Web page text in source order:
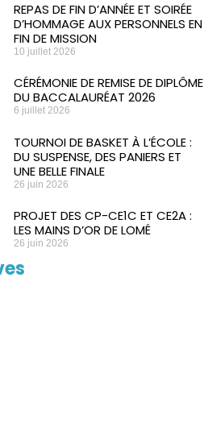
REPAS DE FIN D’ANNÉE ET SOIRÉE
D’HOMMAGE AUX PERSONNELS EN
FIN DE MISSION
10 juillet 2026
CÉRÉMONIE DE REMISE DE DIPLÔME
DU BACCALAURÉAT 2026
6 juillet 2026
TOURNOI DE BASKET À L’ÉCOLE :
DU SUSPENSE, DES PANIERS ET
UNE BELLE FINALE
26 juin 2026
PROJET DES CP-CE1C ET CE2A :
LES MAINS D’OR DE LOMÉ
26 juin 2026